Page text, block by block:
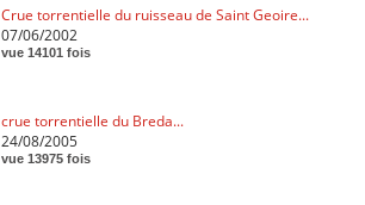
Crue torrentielle du ruisseau de Saint Geoire...
07/06/2002
vue 14101 fois
crue torrentielle du Breda...
24/08/2005
vue 13975 fois